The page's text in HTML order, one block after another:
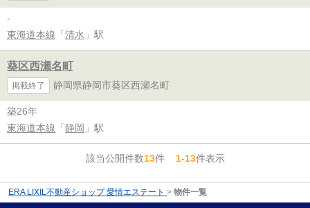
-
東海道本線 「 清水 」駅
葵区西瀬名町
掲載終了 静岡県静岡市葵区西瀬名町
築26年
東海道本線 「 静岡 」駅
該当公開件数13件1-13件表示
ERA LIXIL不動産ショップ 愛情エステート > 物件一覧